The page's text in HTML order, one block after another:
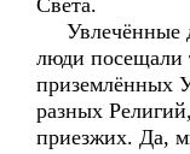
Света.
Увлечённые
люди посещали
приземлённых
разных
приезжих. Да,